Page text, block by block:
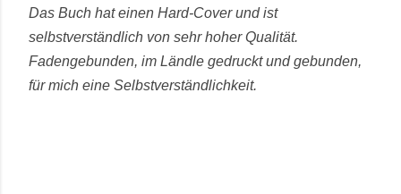
Das Buch hat einen Hard-Cover und ist
selbstverständlich von sehr hoher Qualität.
Fadengebunden, im Ländle gedruckt und gebunden,
für mich eine Selbstverständlichkeit.